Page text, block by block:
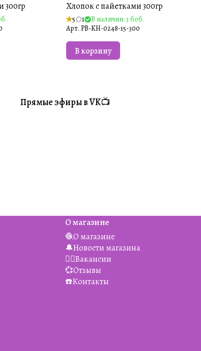
300гр Хлопок с пайетками 300гр
5 1
В наличии: 3 боб.
Арт. PB-KH-0248-15-300
В корзину
#Житуха
Прямые эфиры в VK📺
О магазине
🧶О магазине
🔔Новости магазина
👯‍♀️Вакансии
💞Отзывы
☎️Контакты